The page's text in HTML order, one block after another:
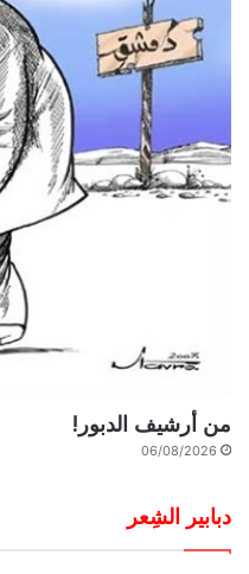
من أرشيف الدبور!
06/08/2026
دبابير الشِعر